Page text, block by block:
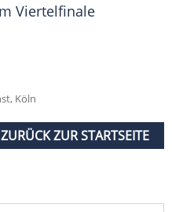
Viertelfinale
Köln
ZURÜCK ZUR STARTSEITE